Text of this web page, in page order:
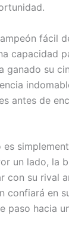
fácil
capacidad
ganado su
antes de
un lado, la
con su rival
confiará en
paso hacia